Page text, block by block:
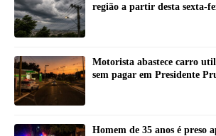
região a partir desta sexta-
Motorista abastece carro
sem pagar em Presidente
Homem de 35 anos é preso